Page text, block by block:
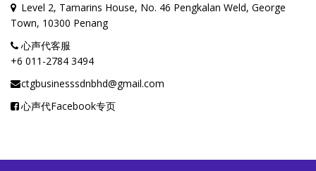
Level 2, Tamarins House, No. 46 Pengkalan Weld, George
Town, 10300 Penang
心声代客服
+6 011-2784 3494
ctgbusinesssdnbhd@gmail.com
心声代Facebook专页